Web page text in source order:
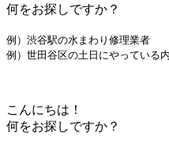
何をお探しですか？
例）渋谷駅の水まわり修理業者
例）世田谷区の土日にやっている
こんにちは！
何をお探しですか？